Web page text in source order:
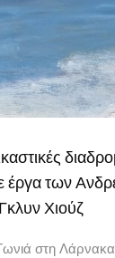
έργα των
Χιούζ
στη Λάρνακα